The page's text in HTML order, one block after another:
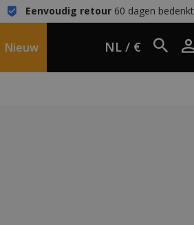
Eenvoudig retour60 dagen
Nieuw NL / €